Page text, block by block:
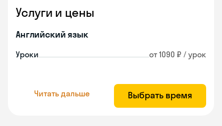
Услуги и цены
Английский язык
Уроки от 1090 ₽ / урок
Читать дальше Выбрать время